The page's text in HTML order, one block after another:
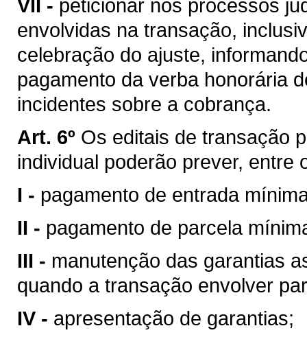
VII - peticionar nos processos
envolvidas na transação,
celebração do ajuste,
pagamento da verba honorária
incidentes sobre a cobrança.
Art. 6º Os editais de transação
individual poderão prever, entre
I - pagamento de entrada
II - pagamento de parcela
III - manutenção das garantias
quando a transação envolver
IV - apresentação de garantias;